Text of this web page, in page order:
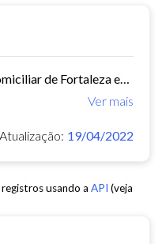
Ver mais
Atualização: 19/04/2022
usando a API (veja